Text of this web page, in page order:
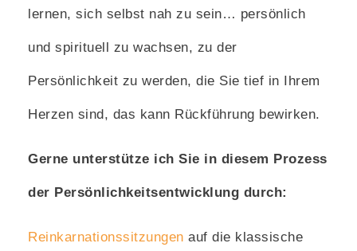
lernen, sich selbst nah zu sein… persönlich
und spirituell zu wachsen, zu der
Persönlichkeit zu werden, die Sie tief in Ihrem
Herzen sind, das kann Rückführung bewirken.
Gerne unterstütze ich Sie in diesem Prozess
der Persönlichkeitsentwicklung durch:
Reinkarnationssitzungen auf die klassische